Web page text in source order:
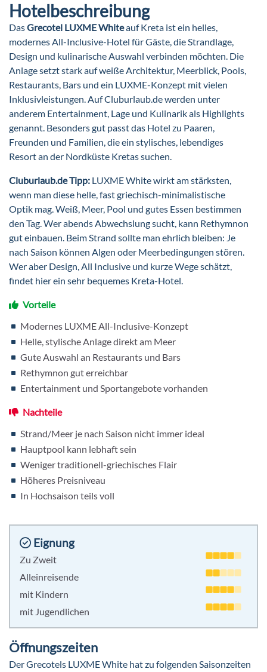
Eignung
Zu Zweit
Alleinreisende
mit Kindern
mit Jugendlichen
Öffnungszeiten
Der Grecotels LUXME White hat zu folgenden Saisonzeiten
Hotelbeschreibung
DasGrecotel LUXME Whiteauf Kreta ist ein helles,
modernes All-Inclusive-Hotel für Gäste, die Strandlage,
Design und kulinarische Auswahl verbinden möchten. Die
Anlage setzt stark auf weiße Architektur, Meerblick, Pools,
Restaurants, Bars und ein LUXME-Konzept mit vielen
Inklusivleistungen. Auf Cluburlaub.de werden unter
anderem Entertainment, Lage und Kulinarik als Highlights
genannt. Besonders gut passt das Hotel zu Paaren,
Freunden und Familien, die ein stylisches, lebendiges
Resort an der Nordküste Kretas suchen.
Cluburlaub.de Tipp: LUXME White wirkt am stärksten,
wenn man diese helle, fast griechisch-minimalistische
Optik mag. Weiß, Meer, Pool und gutes Essen bestimmen
den Tag. Wer abends Abwechslung sucht, kann Rethymnon
gut einbauen. Beim Strand sollte man ehrlich bleiben: Je
nach Saison können Algen oder Meerbedingungen stören.
Wer aber Design, All Inclusive und kurze Wege schätzt,
findet hier ein sehr bequemes Kreta-Hotel.
Vorteile
Modernes LUXME All-Inclusive-Konzept
Helle, stylische Anlage direkt am Meer
Gute Auswahl an Restaurants und Bars
Rethymnon gut erreichbar
Entertainment und Sportangebote vorhanden
Nachteile
Strand/Meer je nach Saison nicht immer ideal
Hauptpool kann lebhaft sein
Weniger traditionell-griechisches Flair
Höheres Preisniveau
In Hochsaison teils voll